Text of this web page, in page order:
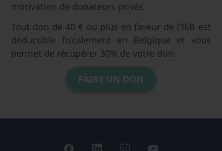
motivation de donateurs privés.
Tout don de 40 € ou plus en faveur de l'IEB est
déductible fiscalement en Belgique et vous
permet de récupérer 30% de votre don.
FAIRE UN DON